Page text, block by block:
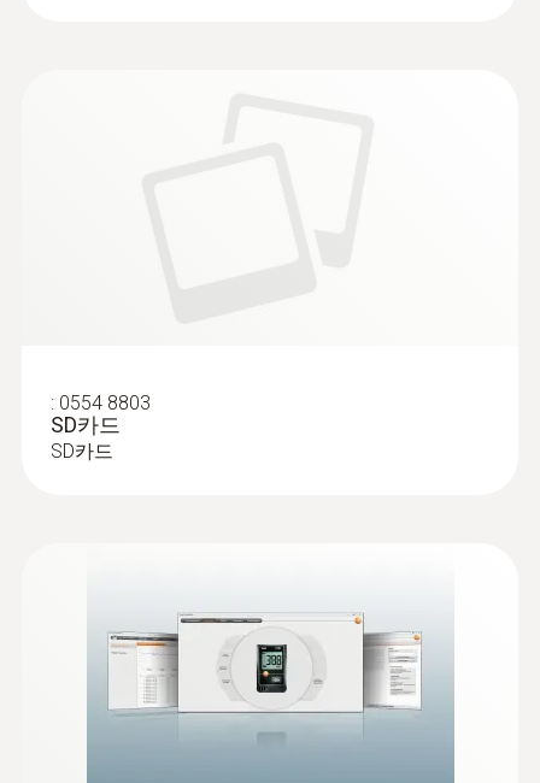
: 0554 8803
SD카드
SD카드